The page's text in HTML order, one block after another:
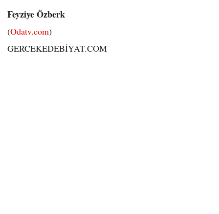
Feyziye Özberk
(Odatv.com)
GERCEKEDEBİYAT.COM